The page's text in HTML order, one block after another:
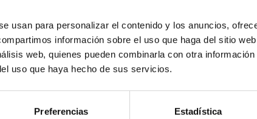
usan para personalizar el contenido y los anuncios,
información sobre el uso que haga del sitio
web, quienes pueden combinarla con otra
uso que haya hecho de sus servicios.
Preferencias Estadística
de marcas complementarias, modernas, con
a distintos momentos de consumo dentro de la
& Bakery hasta restauración casual y urbana, cada
eficiencia operativa y capacidad de expansión.
coherente, pensado para atraer y satisfacer a los